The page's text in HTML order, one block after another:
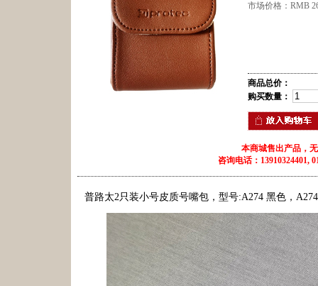
市场价格： RMB
商品总价：
购买数量：
本商城售出产品，
咨询电话：13910324401,
普路太2只装小号皮质号嘴包，型号:A274 黑色，